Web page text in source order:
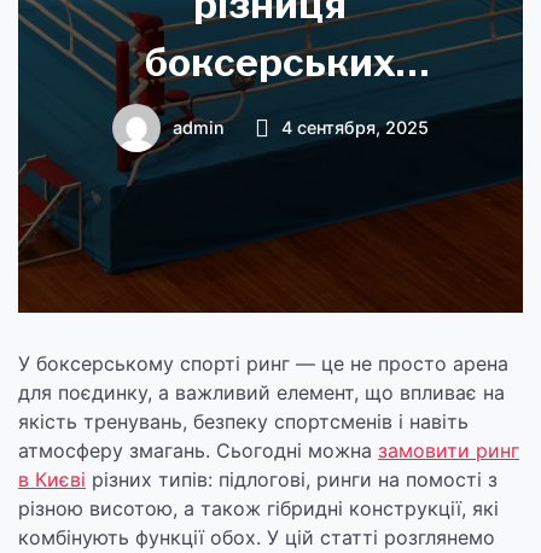
боксерських
рингів: який
кращий та
зручніший для
використання
admin 4 сентября, 2025
У боксерському спорті ринг — це не просто арена
для поєдинку, а важливий елемент, що впливає на
якість тренувань, безпеку спортсменів і навіть
атмосферу змагань. Сьогодні можна замовити ринг
в Києві різних типів: підлогові, ринги на помості з
різною висотою, а також гібридні конструкції, які
комбінують функції обох. У цій статті розглянемо